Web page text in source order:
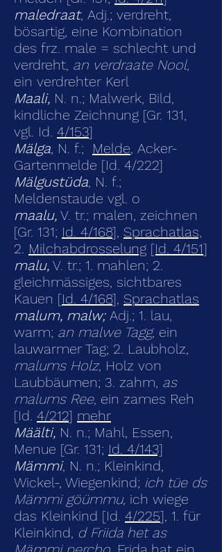
maledraat, Adj.; verdreht,
bösartig, eine Kombination
des frz. male = schlecht und
verdreht, an verdraate Nool,
ein verdrehter Kerl
Maali, N. n.; Malwerk, Bild,
kindliche Zeichnung [Gr. 131,
vgl. Id. 4/153]
Mälga, N. f.; Melde, Acker-
Gartenmelde [Id. 4/222]
Mälgustüda, N. f.;
Meldenstaude vgl. o
maalu, V. tr.; malen, zeichnen
[Gr. 131; Id. 4/168], Sprachatlas,
2. Milchabdrosselung [Id. 4/151]
malu, V. tr.; 1. mahlen; 2.
gleichmässiges, sichtbares
Kauen [Id. 4/168], Sprachatlas
malum, malw; Adj.; 1. lau,
warm; an malwe Tagg, ein
lauwarmer Tag; 2. Laubholz,
malums Holz, Holz von
Laubbäumen; 3. zahm, as
malums Ree, ein zames Reh
[Id. 4/212] mehr
Määlti, N. n.; Mahl, Essen,
Menue [Gr. 131; Id. 4/143]
Mämmi, N. n.; Kleinkind,
Wickel-, Wiegenkind; ich tüe ds
Mämmi göümmu, ich wiege
das Kleinkind [Id. 4/225], 1. für
Kleinkind, d Friida het as